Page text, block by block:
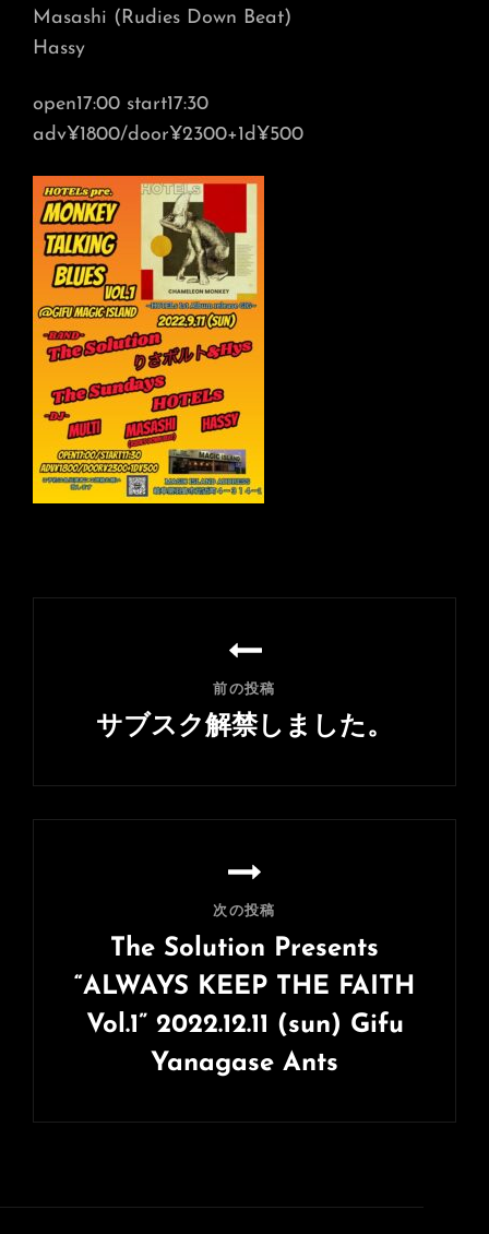
Masashi (Rudies Down Beat)
Hassy
open17:00 start17:30
adv¥1800/door¥2300+1d¥500
ー
シ
前の投稿
サブスク解禁しました。
の
投
次の投稿
The Solution Presents
“ALWAYS KEEP THE FAITH
Vol.1” 2022.12.11 (sun) Gifu
Yanagase Ants
の